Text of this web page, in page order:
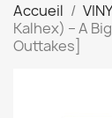
Accueil
Kalhex) ‎– A
Outtakes]